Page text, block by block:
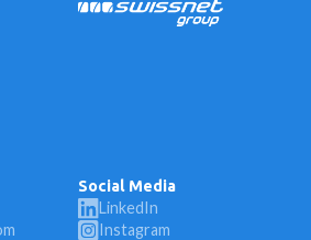
Social Media
LinkedIn
Instagram